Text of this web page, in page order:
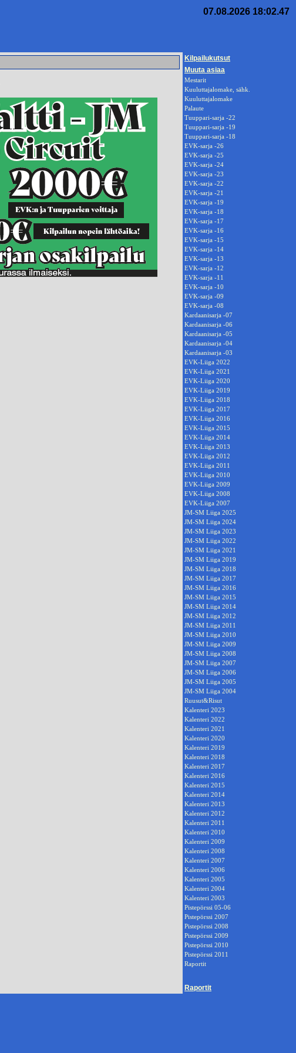
07.08.2026 18:02.47
Kilpailukutsut
Muuta asiaa
Mestarit
Kuuluttajalomake, sähk.
Kuuluttajalomake
Palaute
Tuuppari-sarja -22
Tuuppari-sarja -19
Tuuppari-sarja -18
EVK-sarja -26
EVK-sarja -25
EVK-sarja -24
EVK-sarja -23
EVK-sarja -22
EVK-sarja -21
EVK-sarja -19
EVK-sarja -18
EVK-sarja -17
EVK-sarja -16
EVK-sarja -15
EVK-sarja -14
EVK-sarja -13
EVK-sarja -12
EVK-sarja -11
EVK-sarja -10
EVK-sarja -09
EVK-sarja -08
Kardaanisarja -07
Kardaanisarja -06
Kardaanisarja -05
Kardaanisarja -04
Kardaanisarja -03
EVK-Liiga 2022
EVK-Liiga 2021
EVK-Liiga 2020
EVK-Liiga 2019
EVK-Liiga 2018
EVK-Liiga 2017
EVK-Liiga 2016
EVK-Liiga 2015
EVK-Liiga 2014
EVK-Liiga 2013
EVK-Liiga 2012
EVK-Liiga 2011
EVK-Liiga 2010
EVK-Liiga 2009
EVK-Liiga 2008
EVK-Liiga 2007
JM-SM Liiga 2025
JM-SM Liiga 2024
JM-SM Liiga 2023
JM-SM Liiga 2022
JM-SM Liiga 2021
JM-SM Liiga 2019
JM-SM Liiga 2018
JM-SM Liiga 2017
JM-SM Liiga 2016
JM-SM Liiga 2015
JM-SM Liiga 2014
JM-SM Liiga 2012
JM-SM Liiga 2011
JM-SM Liiga 2010
JM-SM Liiga 2009
JM-SM Liiga 2008
JM-SM Liiga 2007
JM-SM Liiga 2006
JM-SM Liiga 2005
JM-SM Liiga 2004
Ruusut&Risut
Kalenteri 2023
Kalenteri 2022
Kalenteri 2021
Kalenteri 2020
Kalenteri 2019
Kalenteri 2018
Kalenteri 2017
Kalenteri 2016
Kalenteri 2015
Kalenteri 2014
Kalenteri 2013
Kalenteri 2012
Kalenteri 2011
Kalenteri 2010
Kalenteri 2009
Kalenteri 2008
Kalenteri 2007
Kalenteri 2006
Kalenteri 2005
Kalenteri 2004
Kalenteri 2003
Pistepörssi 05-06
Pistepörssi 2007
Pistepörssi 2008
Pistepörssi 2009
Pistepörssi 2010
Pistepörssi 2011
Raportit
Raportit